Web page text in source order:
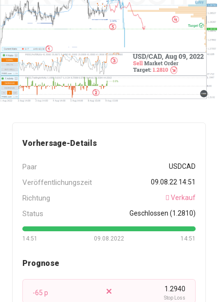
Vorhersage-Details
Paar USDCAD
Veröffentlichungszeit 09.08.22 14:51
Richtung Verkauf
Status Geschlossen (1.2810)
14:51 14:51
09.08.2022
Prognose
-65 p 1.2940
Stop Loss